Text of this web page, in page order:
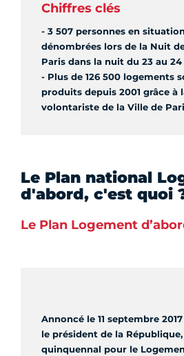
Chiffres clés
- 3 507 personnes en
dénombrées lors de la Nuit
Paris dans la nuit du 23 au
- Plus de 126 500 logements
produits depuis 2001 grâce à
volontariste de la Ville de
Le Plan national
d'abord, c'est quoi
Le Plan Logement
Annoncé le 11 septembre
le président de la
quinquennal pour le